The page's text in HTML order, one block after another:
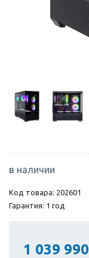
в наличии
Код товара: 202601
Гарантия: 1 год
1 039 990